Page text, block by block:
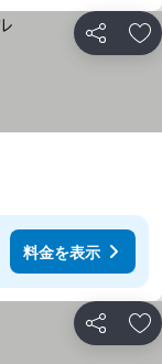
シェア お
料金を表示
シェア お